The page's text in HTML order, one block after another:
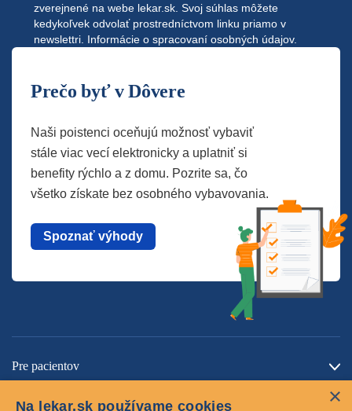
zverejnené na webe lekar.sk. Svoj súhlas môžete
kedykoľvek odvolať prostredníctvom linku priamo v
newslettri. Informácie o spracovaní osobných údajov.
Prečo byť v Dôvere
Naši poistenci oceňujú možnosť vybaviť
stále viac vecí elektronicky a uplatniť si
benefity rýchlo a z domu. Pozrite sa, čo
všetko získate bez osobného vybavovania.
Spoznať výhody
Pre pacientov
×
Na lekar.sk používame cookies